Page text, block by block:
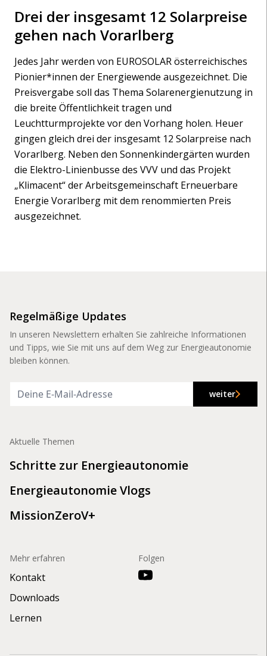
Drei der insgesamt 12 Solarpreise
gehen nach Vorarlberg
Jedes Jahr werden von EUROSOLAR österreichisches
Pionier*innen der Energiewende ausgezeichnet. Die
Preisvergabe soll das Thema Solarenergienutzung in
die breite Öffentlichkeit tragen und
Leuchtturmprojekte vor den Vorhang holen. Heuer
gingen gleich drei der insgesamt 12 Solarpreise nach
Vorarlberg. Neben den Sonnenkindergärten wurden
die Elektro-Linienbusse des VVV und das Projekt
„Klimacent“ der Arbeitsgemeinschaft Erneuerbare
Energie Vorarlberg mit dem renommierten Preis
ausgezeichnet.
Regelmäßige Updates
In unseren Newslettern erhalten Sie zahlreiche Informationen
und Tipps, wie Sie mit uns auf dem Weg zur Energieautonomie
bleiben können.
weiter
Aktuelle Themen
Schritte zur Energieautonomie
Energieautonomie Vlogs
MissionZeroV+
Mehr erfahren
Kontakt
Downloads
Lernen
Folgen